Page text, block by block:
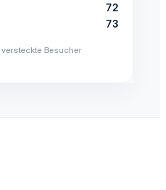
72
73
Besucher